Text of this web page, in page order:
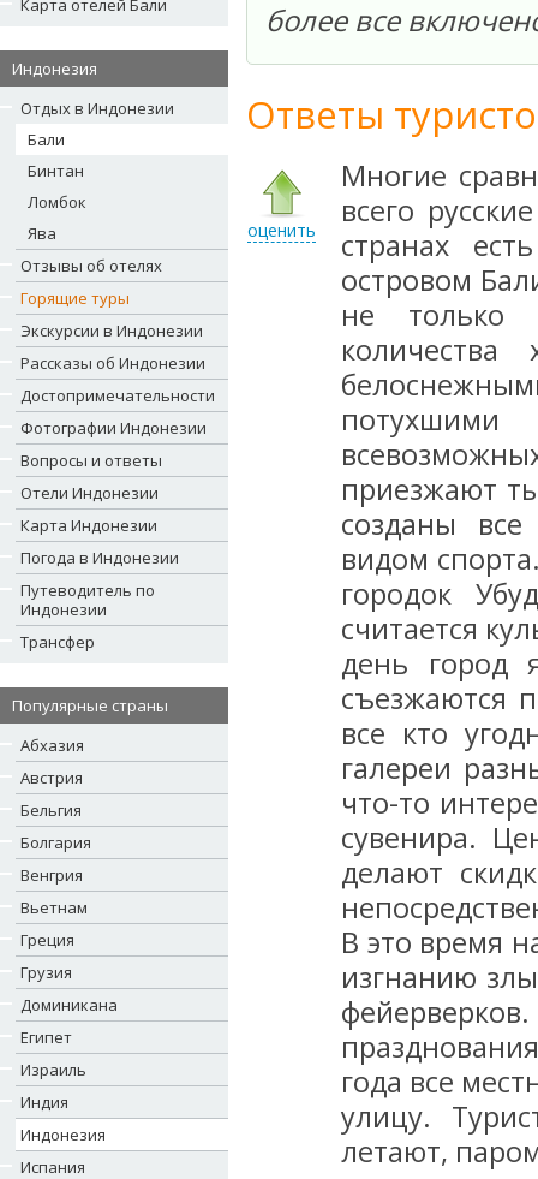
Карта отелей Бали
Индонезия
Отдых в Индонезии
Бали
Бинтан
Ломбок
Ява
Отзывы об отелях
Горящие туры
Экскурсии в Индонезии
Рассказы об Индонезии
Достопримечательности
Фотографии Индонезии
Вопросы и ответы
Отели Индонезии
Карта Индонезии
Погода в Индонезии
Путеводитель по
Индонезии
Трансфер
Популярные страны
Абхазия
Австрия
Бельгия
Болгария
Венгрия
Вьетнам
Греция
Грузия
Доминикана
Египет
Израиль
Индия
Индонезия
Испания
более все
Ответы
оценить
Многие
всего
странах
островом
не только
приезжают
созданы
видом
городок
считается
день город
съезжаются
все кто
галереи
что-то
сувенира.
делают
В это время
изгнанию
года все
улицу.
летают,